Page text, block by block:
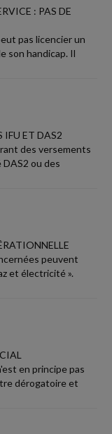
: PAS DE
pas licencier un
son handicap. Il
IFU ET DAS2
des versements
ou des
peuvent
et électricité ».
en principe pas
dérogatoire et